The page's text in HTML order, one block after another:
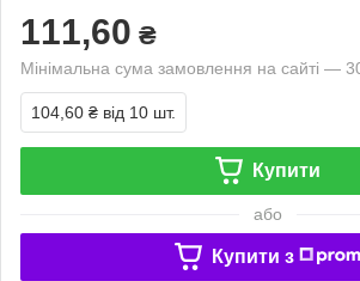
111,60 ₴
Мінімальна сума замовлення на сайті —
104,60 ₴ від 10 шт.
Купити
або
Купити з